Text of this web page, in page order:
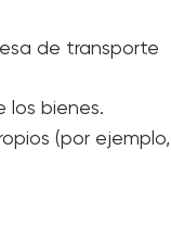
y traducido al
de transporte